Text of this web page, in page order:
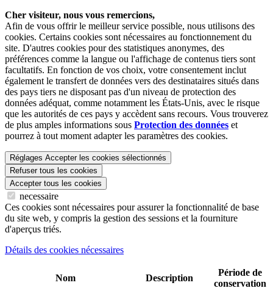
Cher visiteur, nous vous remercions,
Afin de vous offrir le meilleur service possible, nous utilisons des
cookies. Certains cookies sont nécessaires au fonctionnement du
site. D'autres cookies pour des statistiques anonymes, des
préférences comme la langue ou l'affichage de contenus tiers sont
facultatifs. En fonction de vos choix, votre consentement inclut
également le transfert de données vers des destinataires situés dans
des pays tiers ne disposant pas d'un niveau de protection des
données adéquat, comme notamment les États-Unis, avec le risque
que les autorités de ces pays y accèdent sans recours. Vous trouverez
de plus amples informations sous Protection des données et
pourrez à tout moment adapter les paramètres des cookies.
Réglages Accepter les cookies sélectionnés
Refuser tous les cookies
Accepter tous les cookies
necessaire
Ces cookies sont nécessaires pour assurer la fonctionnalité de base
du site web, y compris la gestion des sessions et la fourniture
d'aperçus triés.
Détails des cookies nécessaires
Nom Description
Période de
conservation